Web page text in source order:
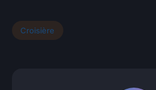
Croisière